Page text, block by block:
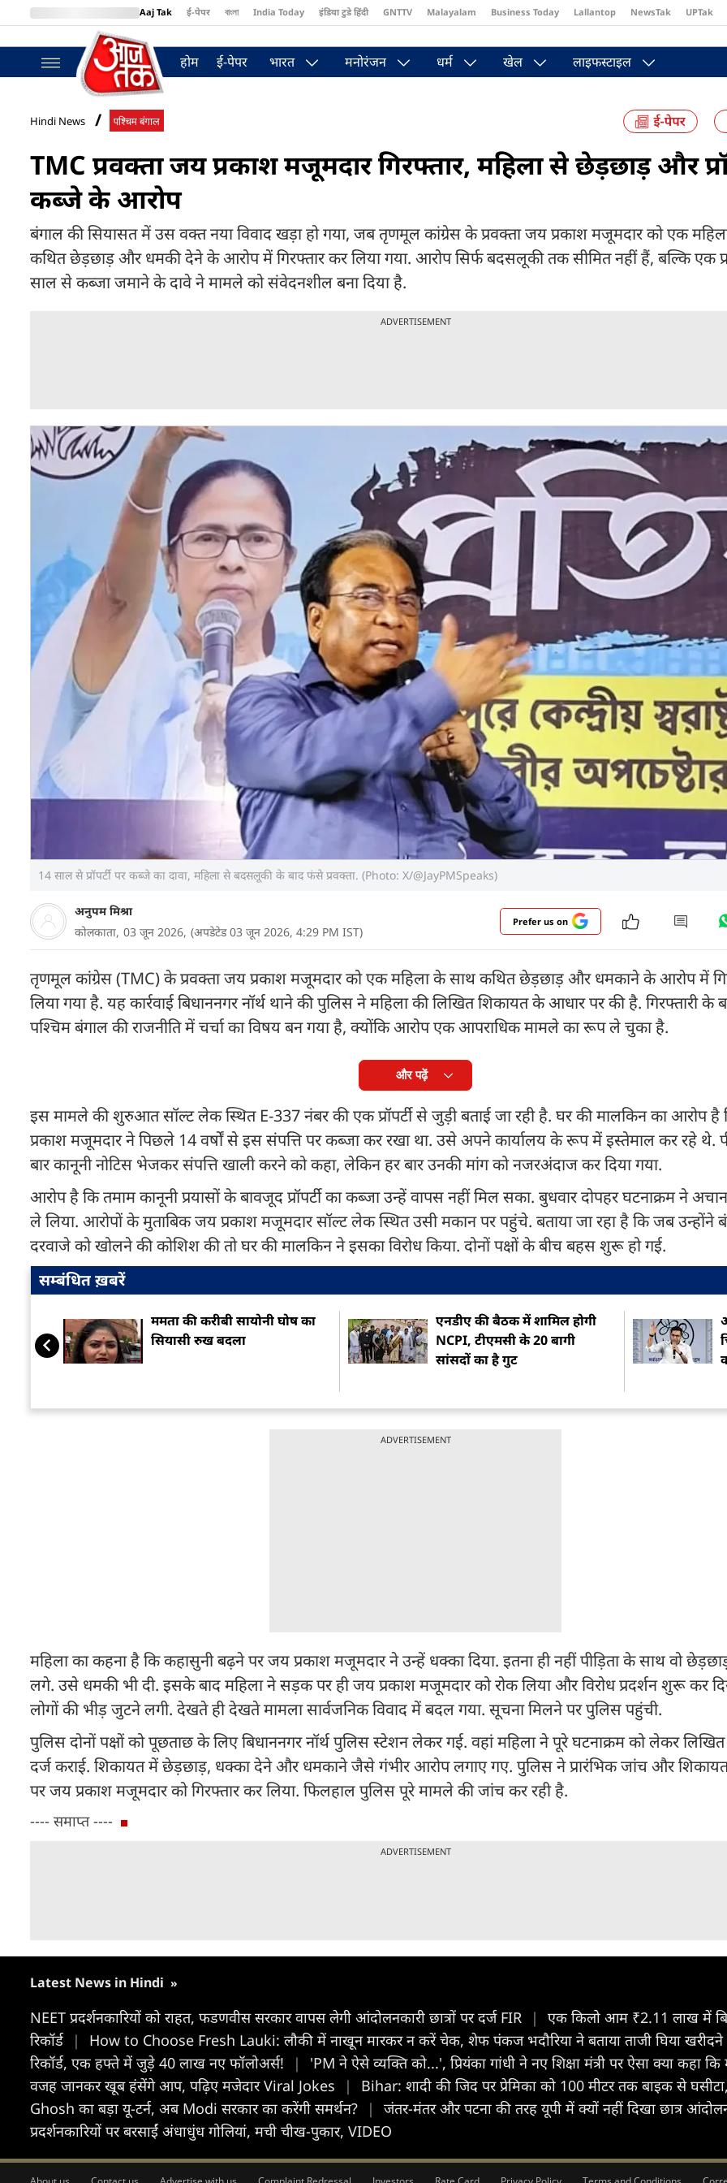
Aaj Tak ई-पेपर বাংলা India Today इंडिया टुडे हिंदी GNTTV Malayalam Business Today Lallantop NewsTak UPTak
BT Bazaar
होम ई-पेपर भारत मनोरंजन धर्म खेल लाइफस्टाइल
Hindi News पश्चिम बंगाल
TMC प्रवक्ता जय प्रकाश मजूमदार गिरफ्तार, महिला से छेड़छाड़ और
कब्जे के आरोप
बंगाल की सियासत में उस वक्त नया विवाद खड़ा हो गया, जब तृणमूल कांग्रेस के प्रवक्ता जय प्रकाश मजूमदार को एक
कथित छेड़छाड़ और धमकी देने के आरोप में गिरफ्तार कर लिया गया. आरोप सिर्फ बदसलूकी तक सीमित नहीं हैं, बल्कि एक
साल से कब्जा जमाने के दावे ने मामले को संवेदनशील बना दिया है.
ADVERTISEMENT
14 साल से प्रॉपर्टी पर कब्जे का दावा, महिला से बदसलूकी के बाद फंसे प्रवक्ता. (Photo: X/@JayPMSpeaks)
अनुपम मिश्रा
कोलकाता, 03 जून 2026, (अपडेटेड 03 जून 2026, 4:29 PM IST)
Prefer us on
तृणमूल कांग्रेस (TMC) के प्रवक्ता जय प्रकाश मजूमदार को एक महिला के साथ कथित छेड़छाड़ और धमकाने के आरोप में
लिया गया है. यह कार्रवाई बिधाननगर नॉर्थ थाने की पुलिस ने महिला की लिखित शिकायत के आधार पर की है. गिरफ्तारी के
पश्चिम बंगाल की राजनीति में चर्चा का विषय बन गया है, क्योंकि आरोप एक आपराधिक मामले का रूप ले चुका है.
और पढ़ें
इस मामले की शुरुआत सॉल्ट लेक स्थित E-337 नंबर की एक प्रॉपर्टी से जुड़ी बताई जा रही है. घर की मालकिन का आरोप
प्रकाश मजूमदार ने पिछले 14 वर्षों से इस संपत्ति पर कब्जा कर रखा था. उसे अपने कार्यालय के रूप में इस्तेमाल कर रहे थे.
बार कानूनी नोटिस भेजकर संपत्ति खाली करने को कहा, लेकिन हर बार उनकी मांग को नजरअंदाज कर दिया गया.
आरोप है कि तमाम कानूनी प्रयासों के बावजूद प्रॉपर्टी का कब्जा उन्हें वापस नहीं मिल सका. बुधवार दोपहर घटनाक्रम ने
ले लिया. आरोपों के मुताबिक जय प्रकाश मजूमदार सॉल्ट लेक स्थित उसी मकान पर पहुंचे. बताया जा रहा है कि जब उन्होंने
दरवाजे को खोलने की कोशिश की तो घर की मालकिन ने इसका विरोध किया. दोनों पक्षों के बीच बहस शुरू हो गई.
सम्बंधित ख़बरें
ममता की करीबी सायोनी घोष का
सियासी रुख बदला
एनडीए की बैठक में शामिल होगी
NCPI, टीएमसी के 20 बागी
सांसदों का है गुट
ADVERTISEMENT
महिला का कहना है कि कहासुनी बढ़ने पर जय प्रकाश मजूमदार ने उन्हें धक्का दिया. इतना ही नहीं पीड़िता के साथ वो
लगे. उसे धमकी भी दी. इसके बाद महिला ने सड़क पर ही जय प्रकाश मजूमदार को रोक लिया और विरोध प्रदर्शन शुरू कर
लोगों की भीड़ जुटने लगी. देखते ही देखते मामला सार्वजनिक विवाद में बदल गया. सूचना मिलने पर पुलिस पहुंची.
पुलिस दोनों पक्षों को पूछताछ के लिए बिधाननगर नॉर्थ पुलिस स्टेशन लेकर गई. वहां महिला ने पूरे घटनाक्रम को लेकर
दर्ज कराई. शिकायत में छेड़छाड़, धक्का देने और धमकाने जैसे गंभीर आरोप लगाए गए. पुलिस ने प्रारंभिक जांच और
पर जय प्रकाश मजूमदार को गिरफ्तार कर लिया. फिलहाल पुलिस पूरे मामले की जांच कर रही है.
---- समाप्त ----
ADVERTISEMENT
Latest News in Hindi »
NEET प्रदर्शनकारियों को राहत, फडणवीस सरकार वापस लेगी आंदोलनकारी छात्रों पर दर्ज FIR |
एक किलो आम ₹2.11 लाख में
रिकॉर्ड
| How to Choose Fresh Lauki: लौकी में नाखून मारकर न करें चेक, शेफ पंकज भदौरिया ने बताया ताजी घिया खरीदने
रिकॉर्ड, एक हफ्ते में जुड़े 40 लाख नए फॉलोअर्स!
| 'PM ने ऐसे व्यक्ति को...', प्रियंका गांधी ने नए शिक्षा मंत्री पर ऐसा क्या कहा
वजह जानकर खूब हंसेंगे आप, पढ़िए मजेदार Viral Jokes
| Bihar: शादी की जिद पर प्रेमिका को 100 मीटर तक बाइक से
Ghosh का बड़ा यू-टर्न, अब Modi सरकार का करेंगी समर्थन?
| जंतर-मंतर और पटना की तरह यूपी में क्यों नहीं दिखा छात्र
प्रदर्शनकारियों पर बरसाईं अंधाधुंध गोलियां, मची चीख-पुकार, VIDEO